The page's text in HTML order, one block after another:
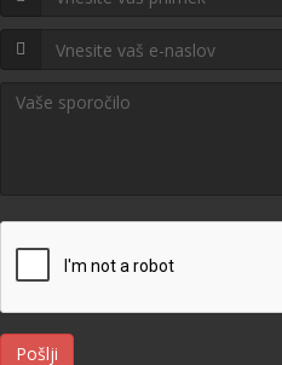
Pošlji